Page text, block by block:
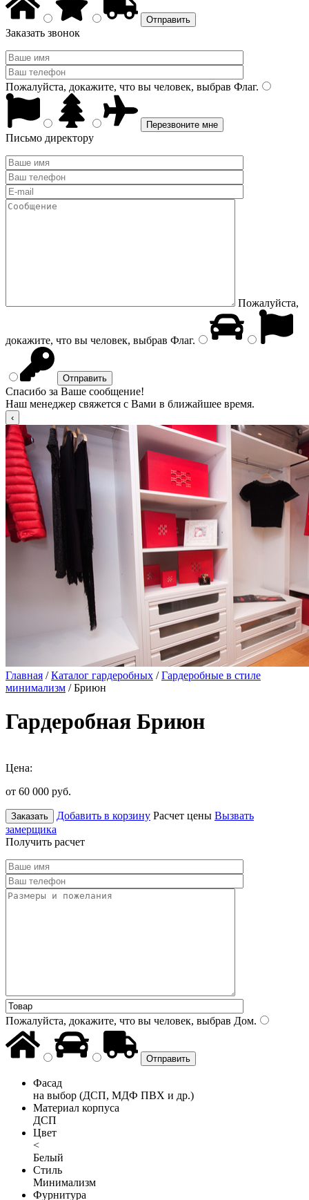
Заказать звонок
Пожалуйста, докажите, что вы человек, выбрав Флаг.
Письмо директору
Пожалуйста,
докажите, что вы человек, выбрав Флаг.
Спасибо за Ваше сообщение!
Наш менеджер свяжется с Вами в ближайшее время.
Главная /Каталог гардеробных /Гардеробные в стиле
минимализм / Бриюн
Гардеробная Бриюн
Цена:
от 60 000 руб.
Заказать Добавить в корзину Расчет цены Вызвать
замерщика
Получить расчет
Пожалуйста, докажите, что вы человек, выбрав Дом.
Фасад
на выбор (ДСП, МДФ ПВХ и др.)
Материал корпуса
ДСП
Цвет
<
Белый
Стиль
Минимализм
Фурнитура